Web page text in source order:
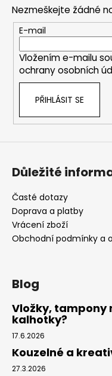
Nezmeškejte žádné
E-mail
Vložením e-mailu
ochrany osobních
PŘIHLÁSIT SE
Důležité
Časté dotazy
Doprava a platby
Vrácení zboží
Obchodní podmínky a
Blog
Vložky, tampony
kalhotky?
17.6.2026
Kouzelné a
27.3.2026